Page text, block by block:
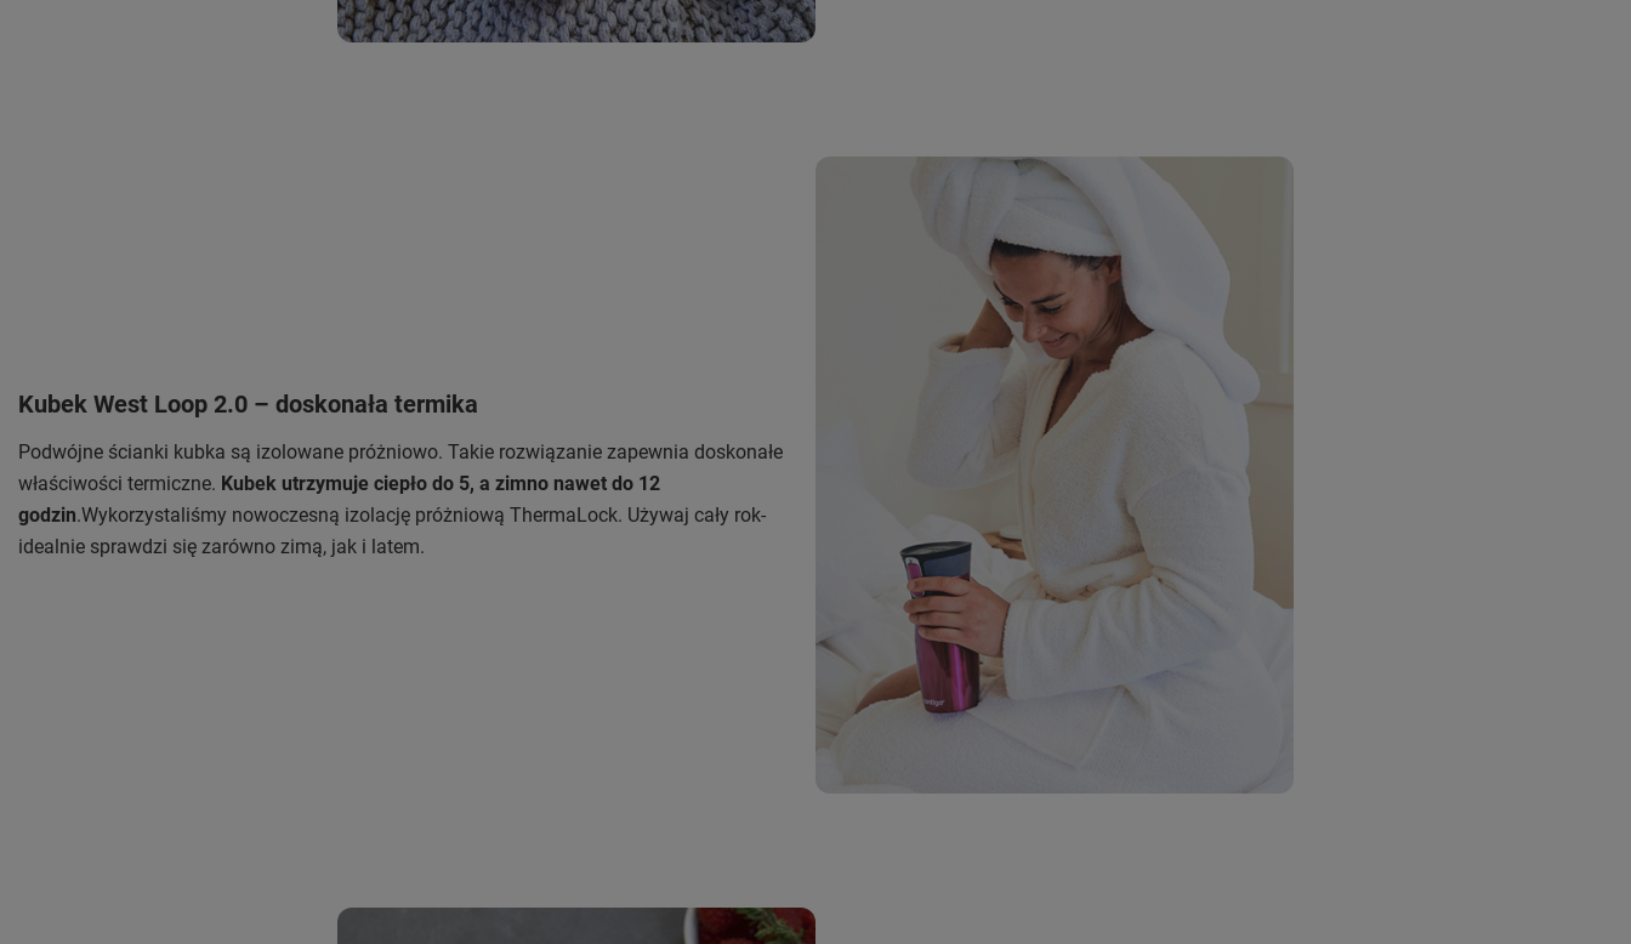
Kubek West Loop 2.0 – doskonała termika
Podwójne ścianki kubka są izolowane próżniowo. Takie rozwiązanie zapewnia doskonałe
właściwości termiczne. Kubek utrzymuje ciepło do 5, a zimno nawet do 12
godzin.Wykorzystaliśmy nowoczesną izolację próżniową ThermaLock. Używaj cały rok-
idealnie sprawdzi się zarówno zimą, jak i latem.